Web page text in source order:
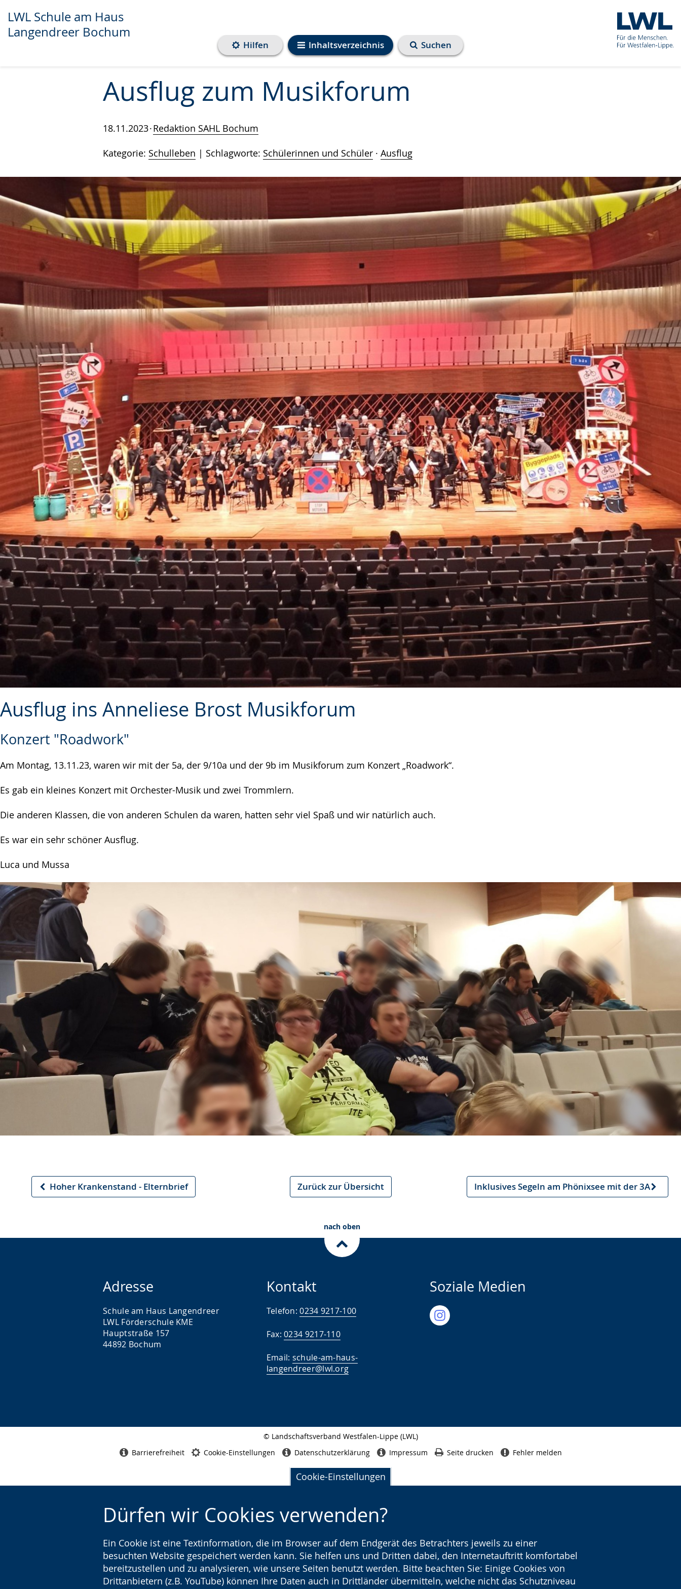
LWL Schule am Haus
Langendreer Bochum
Inhaltsverzeichnis
Hilfen Suchen
Cookie-Einstellungen
Dürfen wir Cookies verwenden?
Ein Cookie ist eine Textinformation, die im Browser auf dem Endgerät des Betrachters jeweils zu einer
besuchten Website gespeichert werden kann. Sie helfen uns und Dritten dabei, den Internetauftritt komfortabel
bereitzustellen und zu analysieren, wie unsere Seiten benutzt werden. Bitte beachten Sie: Einige Cookies von
Drittanbietern (z.B. YouTube) können Ihre Daten auch in Drittländer übermitteln, welche nicht das Schutzniveau
Ausflug zum Musikforum
18.11.2023 Redaktion SAHL Bochum
Kategorie: Schulleben Schlagworte: Schülerinnen und Schüler · Ausflug
Ausflug ins Anneliese Brost Musikforum
Konzert "Roadwork"
Am Montag, 13.11.23, waren wir mit der 5a, der 9/10a und der 9b im Musikforum zum Konzert „Roadwork“.
Es gab ein kleines Konzert mit Orchester-Musik und zwei Trommlern.
Die anderen Klassen, die von anderen Schulen da waren, hatten sehr viel Spaß und wir natürlich auch.
Es war ein sehr schöner Ausflug.
Luca und Mussa
Vorheriger
Hoher Krankenstand - Elternbrief Zurück zur Übersicht Inklusives Segeln am Phönixsee mit der 3A
Nächster
nach oben
Adresse
Schule am Haus Langendreer
LWL Förderschule KME
Hauptstraße 157
44892 Bochum
Kontakt
Telefon:0234 9217-100
Fax:0234 9217-110
Email: schule-am-haus-
langendreer@lwl.org
Soziale Medien
© Landschaftsverband Westfalen-Lippe (LWL)
Barrierefreiheit Cookie-Einstellungen Datenschutzerklärung Impressum Seite drucken Fehler melden